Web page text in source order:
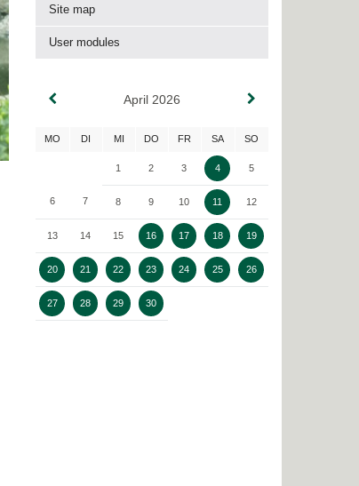
Site map
User modules
April 2026
MO DI MI DO FR SA SO
1 2 3 4 5
6 7 8 9 10 11 12
13 14 15 16 17 18 19
20 21 22 23 24 25 26
27 28 29 30